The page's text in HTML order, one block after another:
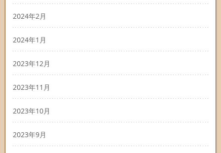
2024年2月
2024年1月
2023年12月
2023年11月
2023年10月
2023年9月